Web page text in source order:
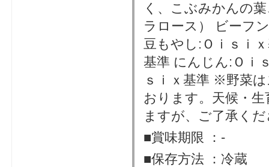
く、こぶみかんの
ラロース） ビーフ
豆もやし:Ｏｉｓｉ
基準 にんじん:Ｏｉ
ｓｉｘ基準 ※野菜
おります。天候・
ますが、ご了承く
■賞味期限 ：-
■保存方法 ：冷蔵